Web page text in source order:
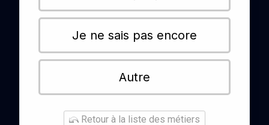
Je ne sais pas encore
Autre
Retour à la liste des métiers